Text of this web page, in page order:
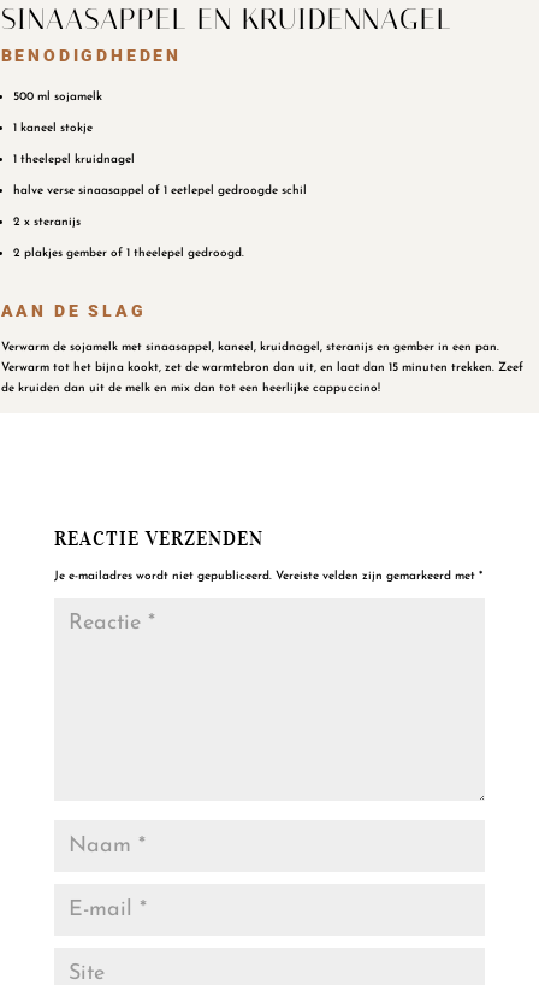
SINAASAPPEL EN KRUIDENNAGEL
BENODIGDHEDEN
500 ml sojamelk
1 kaneel stokje
1 theelepel kruidnagel
halve verse sinaasappel of 1 eetlepel gedroogde schil
2 x steranijs
2 plakjes gember of 1 theelepel gedroogd.
AAN DE SLAG
Verwarm de sojamelk met sinaasappel, kaneel, kruidnagel, steranijs en gember in een pan.
Verwarm tot het bijna kookt, zet de warmtebron dan uit, en laat dan 15 minuten trekken. Zeef
de kruiden dan uit de melk en mix dan tot een heerlijke cappuccino!
REACTIE VERZENDEN
Je e-mailadres wordt niet gepubliceerd. Vereiste velden zijn gemarkeerd met *